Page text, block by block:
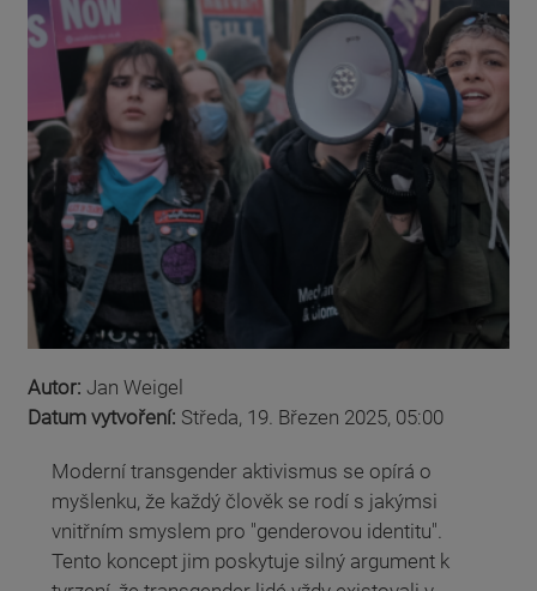
Autor: Jan Weigel
Datum vytvoření: Středa, 19. Březen 2025, 05:00
Moderní transgender aktivismus se opírá o
myšlenku, že každý člověk se rodí s jakýmsi
vnitřním smyslem pro "genderovou identitu".
Tento koncept jim poskytuje silný argument k